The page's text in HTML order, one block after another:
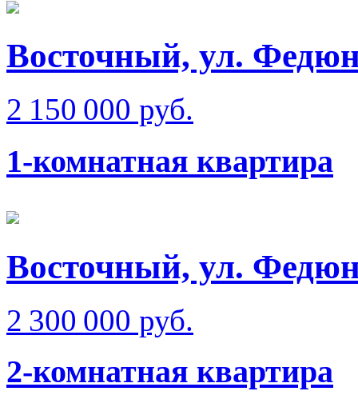
Восточный, ул.
2 150 000 руб.
1-комнатная квартира
Восточный, ул.
2 300 000 руб.
2-комнатная квартира